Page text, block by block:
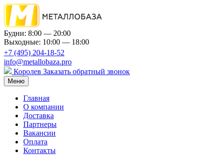
Будни: 8:00 — 20:00
Выходные: 10:00 — 18:00
+7 (495) 204-18-52
info@metallobaza.pro
Королев Заказать обратный звонок
Меню
Главная
О компании
Доставка
Партнеры
Вакансии
Оплата
Контакты